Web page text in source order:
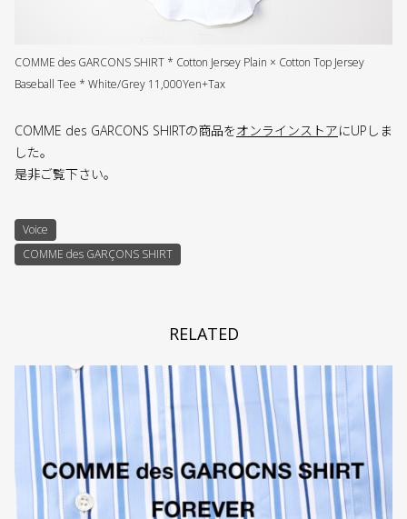
COMME des GARCONS SHIRT * Cotton Jersey Plain × Cotton Top Jersey
Baseball Tee * White/Grey 11,000Yen+Tax
COMME des GARCONS SHIRTの商品をオンラインストアにUPしま
した。
是非ご覧下さい。
Voice
COMME des GARÇONS SHIRT
RELATED